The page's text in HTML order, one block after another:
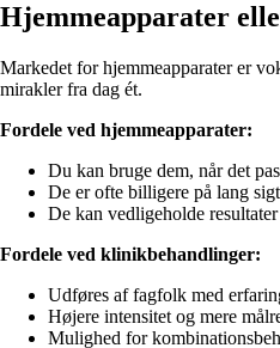
Hjemmeapparater
Markedet for hjemmeapparater er
mirakler fra dag ét.
Fordele ved hjemmeapparater:
Du kan bruge dem, når det
De er ofte billigere på lang
De kan vedligeholde
Fordele ved klinikbehandlinger:
Udføres af fagfolk med
Højere intensitet og mere
Mulighed for